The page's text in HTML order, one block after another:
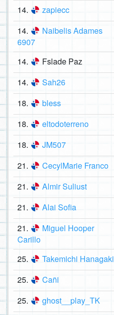
14. zapiecc
14.
Naibelis Adames
6907
14. Fslade Paz
14. Sah26
18. bless
18. eltodoterreno
18. JM507
21. CecylMarie Franco
21. Almir Suliust
21. Alai Sofia
21.
Miguel Hooper
Carillo
25. Takemichi Hanagaki
25. Cañi
25. ghost__play_TK